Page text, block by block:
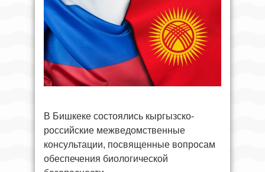
В Бишкеке состоялись кыргызско-
российские межведомственные
консультации, посвященные вопросам
обеспечения биологической